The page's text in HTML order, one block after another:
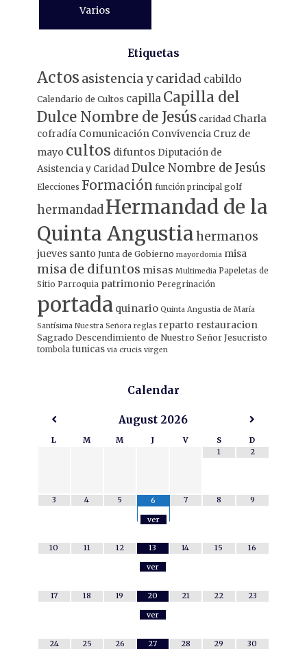
Varios
Etiquetas
Actos asistencia y caridad cabildo
Calendario de Cultos capilla Capilla del
Dulce Nombre de Jesús caridad Charla
cofradía Comunicación Convivencia Cruz de
mayo cultos difuntos Diputación de
Asistencia y CaridadDulce Nombre de Jesús
Elecciones Formación función principal golf
hermandad Hermandad de la
Quinta Angustiahermanos
jueves santo Junta de Gobierno mayordomia misa
misa de difuntos misas Multimedia Papeletas de
Sitio Parroquia patrimonio Peregrinación
portada quinario Quinta Angustia de María
Santísima Nuestra Señora reglas reparto restauracion
Sagrado Descendimiento de Nuestro Señor Jesucristo
tombola tunicas via crucis virgen
Calendar
August 2026
L M M J V S
D
1
2
3 4 5
6
ver
7 8 9
10 11 12
13
ver
14 15 16
17 18 19
20
ver
21 22 23
24 25 26
27
28 29 30